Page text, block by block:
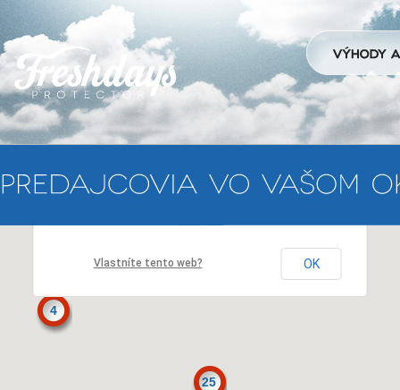
25
4
Vlastníte tento web? OK